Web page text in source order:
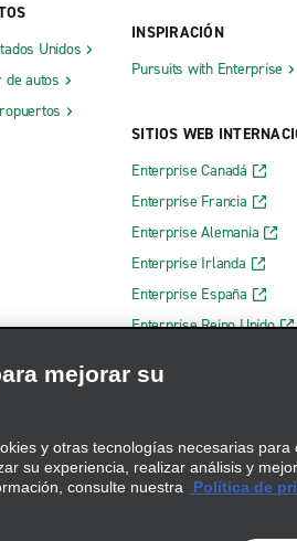
Unidos
de autos
INSPIRACIÓN
Pursuits with Enterprise
SITIOS WEB
Enterprise Canadá
Enterprise Francia
Enterprise Alemania
Enterprise Irlanda
Enterprise España
Enterprise Reino Unido
mejorar su
y otras tecnologías necesarias para
su experiencia, realizar análisis y
consulte nuestra
Política de